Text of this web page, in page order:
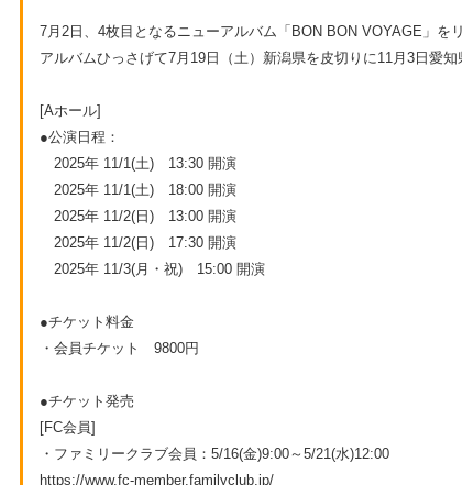
7月2日、4枚目となるニューアルバム「BON BON VOYAGE」を
アルバムひっさげて7月19日（土）新潟県を皮切りに11月3日愛
[Aホール]
●公演日程：
2025年 11/1(土) 13:30 開演
2025年 11/1(土) 18:00 開演
2025年 11/2(日) 13:00 開演
2025年 11/2(日) 17:30 開演
2025年 11/3(月・祝) 15:00 開演
●チケット料金
・会員チケット 9800円
●チケット発売
[FC会員]
・ファミリークラブ会員：5/16(金)9:00～5/21(水)12:00
https://www.fc-member.familyclub.jp/